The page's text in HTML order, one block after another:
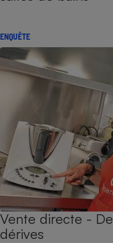
ENQUÊTE
Vente directe -
dérives